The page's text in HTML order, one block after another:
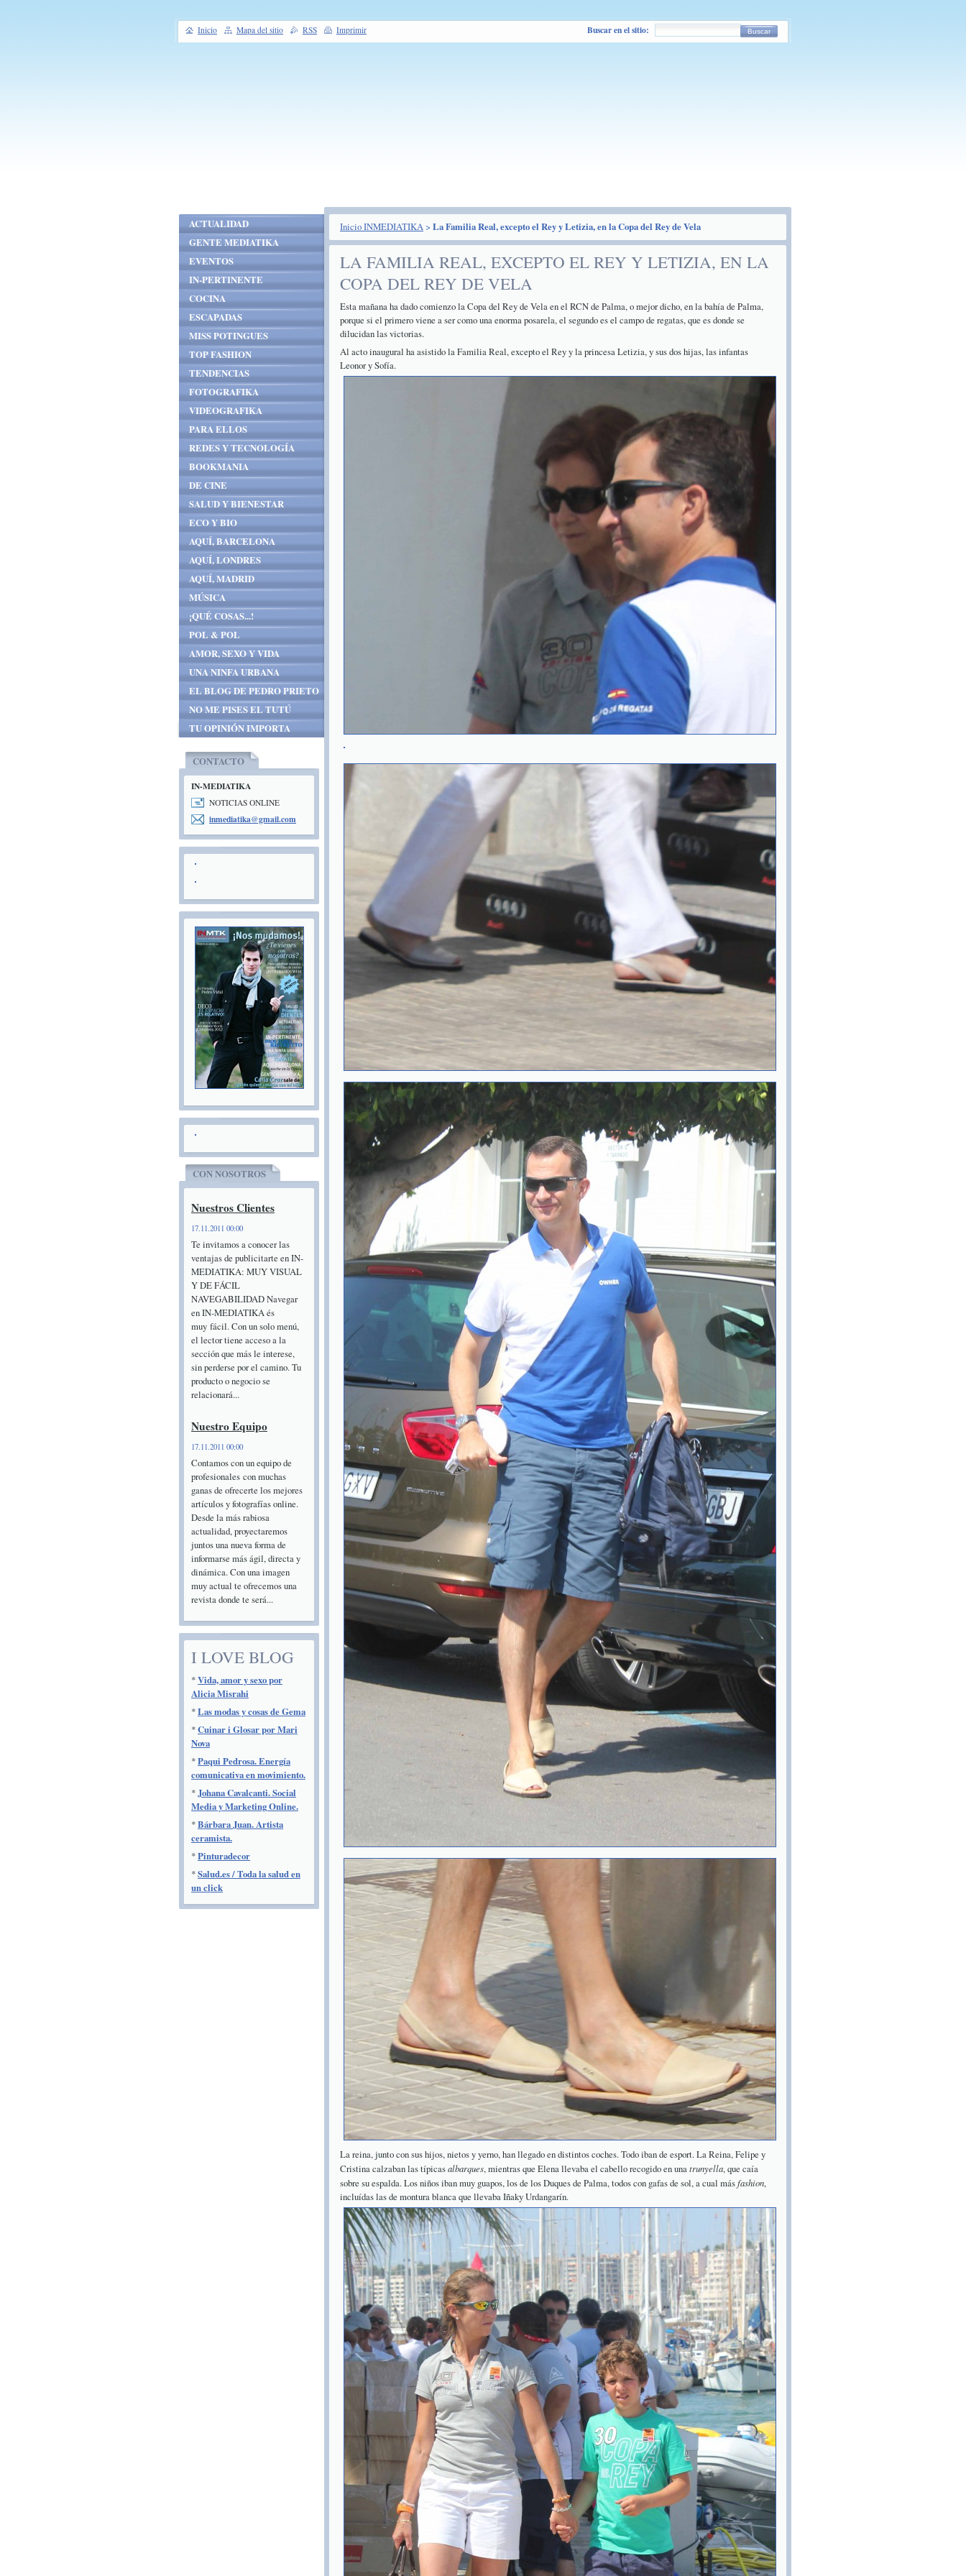
Inicio INMEDIATIKA> La Familia Real, excepto el Rey y Letizia, en la Copa del Rey de Vela
LA FAMILIA REAL, EXCEPTO EL REY Y LETIZIA, EN LA
COPA DEL REY DE VELA
Esta mañana ha dado comienzo la Copa del Rey de Vela en el RCN de Palma, o mejor dicho, en la bahía de Palma,
porque si el primero viene a ser como una enorma posarela, el segundo es el campo de regatas, que es donde se
dilucidan las victorias.
Al acto inaugural ha asistido la Familia Real, excepto el Rey y la princesa Letizia, y sus dos hijas, las infantas
Leonor y Sofía.
La reina, junto con sus hijos, nietos y yerno, han llegado en distintos coches. Todo iban de esport. La Reina, Felipe y
Cristina calzaban las típicasalbarques, mientras que Elena llevaba el cabello recogido en unatrunyella, que caía
sobre su espalda. Los niños iban muy guapos, los de los Duques de Palma, todos con gafas de sol, a cual másfashion,
incluídas las de montura blanca que llevaba Iñaky Urdangarín.
ACTUALIDAD
GENTE MEDIATIKA
EVENTOS
IN-PERTINENTE
COCINA
ESCAPADAS
MISS POTINGUES
TOP FASHION
TENDENCIAS
FOTOGRAFIKA
VIDEOGRAFIKA
PARA ELLOS
REDES Y TECNOLOGÍA
BOOKMANIA
DE CINE
SALUD Y BIENESTAR
ECO Y BIO
AQUÍ, BARCELONA
AQUÍ, LONDRES
AQUÍ, MADRID
MÚSICA
¡QUÉ COSAS...!
POL & POL
AMOR, SEXO Y VIDA
UNA NINFA URBANA
EL BLOG DE PEDRO PRIETO
NO ME PISES EL TUTÚ
TU OPINIÓN IMPORTA
CONTACTO
IN-MEDIATIKA
NOTICIAS ONLINE
inmediatika@gmail.com
CON NOSOTROS
Nuestros Clientes
17.11.2011 00:00
Te invitamos a conocer las
ventajas de publicitarte en IN-
MEDIATIKA: MUY VISUAL
Y DE FÁCIL
NAVEGABILIDAD Navegar
en IN-MEDIATIKA és
muy fácil. Con un solo menú,
el lector tiene acceso a la
sección que más le interese,
sin perderse por el camino. Tu
producto o negocio se
relacionará...
Nuestro Equipo
17.11.2011 00:00
Contamos con un equipo de
profesionales con muchas
ganas de ofrecerte los mejores
artículos y fotografías online.
Desde la más rabiosa
actualidad, proyectaremos
juntos una nueva forma de
informarse más ágil, directa y
dinámica. Con una imagen
muy actual te ofrecemos una
revista donde te será...
I LOVE BLOG
*Vida, amor y sexo por
Alicia Misrahi
*Las modas y cosas de Gema
*Cuinar i Glosar por Mari
Nova
*Paqui Pedrosa. Energía
comunicativa en movimiento.
*Johana Cavalcanti. Social
Media y Marketing Online.
*Bárbara Juan. Artista
ceramista.
*Pinturadecor
*Salud.es / Toda la salud en
un click
Inicio Mapa del sitio RSS Imprimir Buscar en el sitio: Buscar